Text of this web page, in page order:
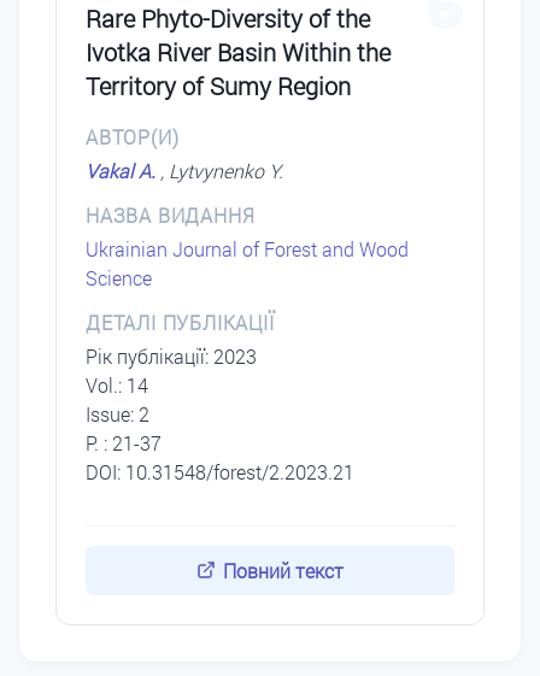
Rare Phyto-Diversity of the
Ivotka River Basin Within the
Territory of Sumy Region
АВТОР(И)
Vakal A. , Lytvynenko Y.
НАЗВА ВИДАННЯ
Ukrainian Journal of Forest and Wood
Science
ДЕТАЛІ ПУБЛІКАЦІЇ
Рік публікації: 2023
Vol.: 14
Issue: 2
P. : 21-37
DOI: 10.31548/forest/2.2023.21
Повний текст